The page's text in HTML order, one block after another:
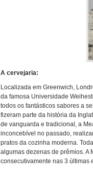
A cervejaria:
Localizada em Greenwich,
da famosa Universidade
todos os fantásticos sabores a
fizeram parte da história da
de vanguarda e tradicional, a
inconcebível no passado,
pratos da cozinha moderna.
algumas dezenas de prêmios. A
consecutivamente nas 3 últimas